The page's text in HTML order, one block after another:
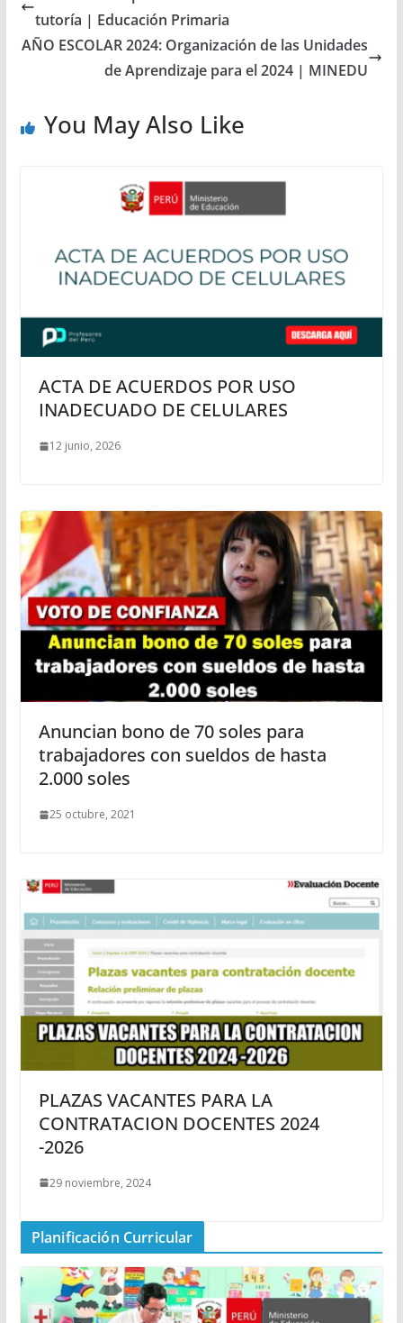
tutoría | Educación Primaria
AÑO ESCOLAR 2024: Organización de las Unidades
de Aprendizaje para el 2024 | MINEDU
You May Also Like
ACTA DE ACUERDOS POR USO
INADECUADO DE CELULARES
12 junio, 2026
Anuncian bono de 70 soles para
trabajadores con sueldos de hasta
2.000 soles
25 octubre, 2021
PLAZAS VACANTES PARA LA
CONTRATACION DOCENTES 2024
-2026
29 noviembre, 2024
Planificación Curricular